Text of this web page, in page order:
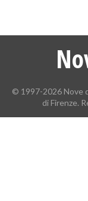
© 1997-2026 Nove
di Firenze.